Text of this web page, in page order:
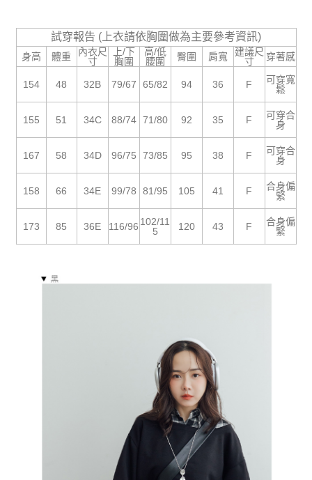
試穿報告 (上衣請依胸圍做為主要參考資訊)
身高 體重
內衣尺
寸
上/下
胸圍
高/低
腰圍
臀圍 肩寬
建議尺
寸
穿著感
154 48 32B 79/67 65/82 94 36 F
可穿寬
鬆
155 51 34C 88/74 71/80 92 35 F
可穿合
身
167 58 34D 96/75 73/85 95 38 F
可穿合
身
158 66 34E 99/78 81/95 105 41 F
合身偏
緊
173 85 36E 116/96 102/11
5
120 43 F
合身偏
緊